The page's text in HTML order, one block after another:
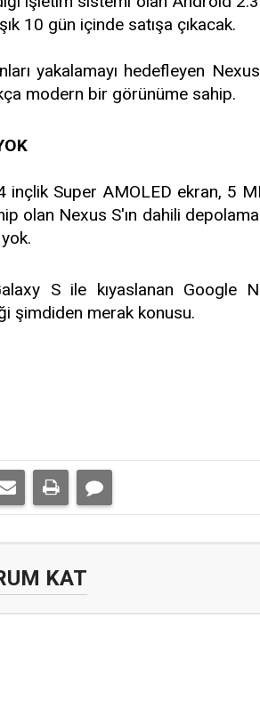
10 gün içinde satışa çıkacak.
yakalamayı hedefleyen
modern bir görünüme sahip.
inçlik Super AMOLED ekran, 5
olan Nexus S'ın dahili
S ile kıyaslanan Google
şimdiden merak konusu.
KAT